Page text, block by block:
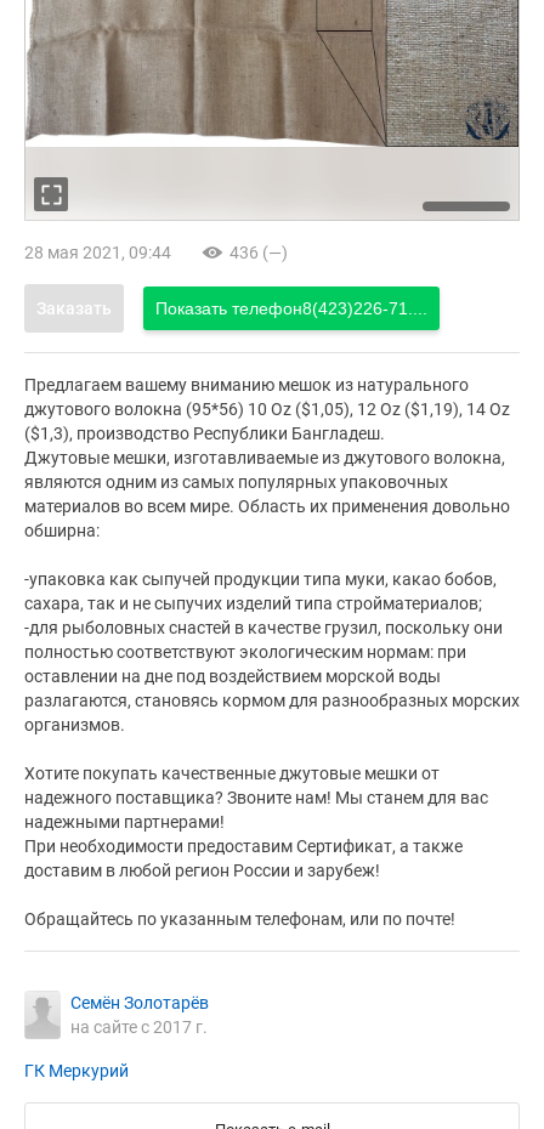
28 мая 2021, 09:44 436 (—)
Заказать Показать телефон8(423)226-71....
Предлагаем вашему вниманию мешок из натурального
джутового волокна (95*56) 10 Oz ($1,05), 12 Oz ($1,19), 14 Oz
($1,3), производство Республики Бангладеш.
Джутовые мешки, изготавливаемые из джутового волокна,
являются одним из самых популярных упаковочных
материалов во всем мире. Область их применения довольно
обширна:
-упаковка как сыпучей продукции типа муки, какао бобов,
сахара, так и не сыпучих изделий типа стройматериалов;
-для рыболовных снастей в качестве грузил, поскольку они
полностью соответствуют экологическим нормам: при
оставлении на дне под воздействием морской воды
разлагаются, становясь кормом для разнообразных морских
организмов.
Хотите покупать качественные джутовые мешки от
надежного поставщика? Звоните нам! Мы станем для вас
надежными партнерами!
При необходимости предоставим Сертификат, а также
доставим в любой регион России и зарубеж!
Обращайтесь по указанным телефонам, или по почте!
Семён Золотарёв
на сайте с 2017 г.
ГК Меркурий